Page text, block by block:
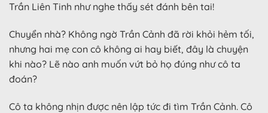
Trần Liên Tinh như nghe thấy sét đánh bên tai!
Chuyển nhà? Không ngờ Trần Cảnh đã rời khỏi hẻm tối,
nhưng hai mẹ con cô không ai hay biết, đây là chuyện
khi nào? Lẽ nào anh muốn vứt bỏ họ đúng như cô ta
đoán?
Cô ta không nhịn được nên lập tức đi tìm Trần Cảnh. Cô